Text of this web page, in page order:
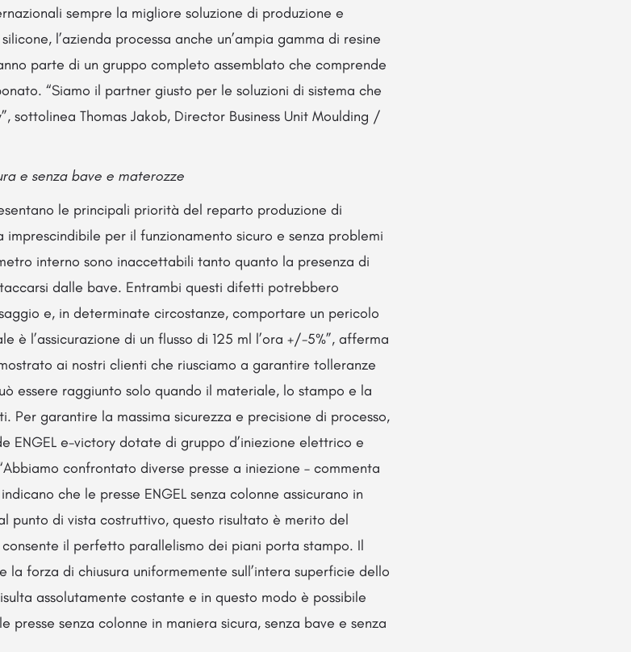
sempre la migliore soluzione di produzione e
l’azienda processa anche un’ampia gamma di resine
parte di un gruppo completo assemblato che comprende
“Siamo il partner giusto per le soluzioni di sistema che
sottolinea Thomas Jakob, Director Business Unit Moulding /
e senza bave e materozze
le principali priorità del reparto produzione di
imprescindibile per il funzionamento sicuro e senza problemi
interno sono inaccettabili tanto quanto la presenza di
dalle bave. Entrambi questi difetti potrebbero
e, in determinate circostanze, comportare un pericolo
è l’assicurazione di un flusso di 125 ml l’ora +/-5%”, afferma
ai nostri clienti che riusciamo a garantire tolleranze
essere raggiunto solo quando il materiale, lo stampo e la
Per garantire la massima sicurezza e precisione di processo,
ENGEL e-victory dotate di gruppo d’iniezione elettrico e
confrontato diverse presse a iniezione – commenta
che le presse ENGEL senza colonne assicurano in
punto di vista costruttivo, questo risultato è merito del
il perfetto parallelismo dei piani porta stampo. Il
la forza di chiusura uniformemente sull’intera superficie dello
assolutamente costante e in questo modo è possibile
presse senza colonne in maniera sicura, senza bave e senza